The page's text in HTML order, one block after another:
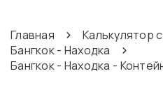
Главная
Калькулятор
Бангкок - Находка
Бангкок - Находка -